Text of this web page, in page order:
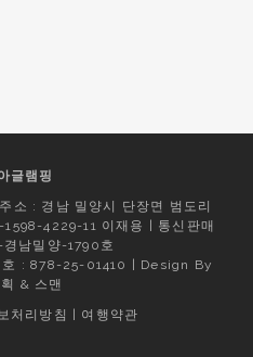
글램핑
소 : 경남 밀양시 단장면 범도리
4229-11 이재용 | 통신판매
남밀양-1790호
호 : 878-25-01410 | Design By
& 스맨
처리방침 여행약관